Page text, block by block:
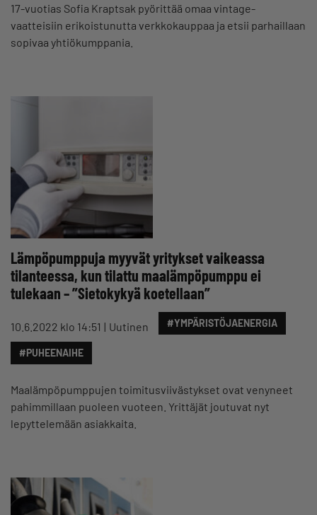
17-vuotias Sofia Kraptsak pyörittää omaa vintage-
vaatteisiin erikoistunutta verkkokauppaa ja etsii parhaillaan
sopivaa yhtiökumppania.
Lämpöpumppuja myyvät yritykset vaikeassa
tilanteessa, kun tilattu maalämpöpumppu ei
tulekaan – ”Sietokykyä koetellaan”
10.6.2022 klo 14:51 Uutinen #YMPÄRISTÖJAENERGIA
#PUHEENAIHE
Maalämpöpumppujen toimitusviivästykset ovat venyneet
pahimmillaan puoleen vuoteen. Yrittäjät joutuvat nyt
lepyttelemään asiakkaita.